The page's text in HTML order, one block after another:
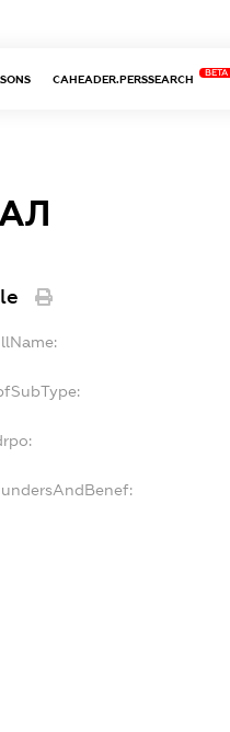
CAHEADER.PERSSEARCH
BETA